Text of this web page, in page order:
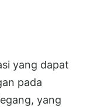
yang dapat
pada
yang